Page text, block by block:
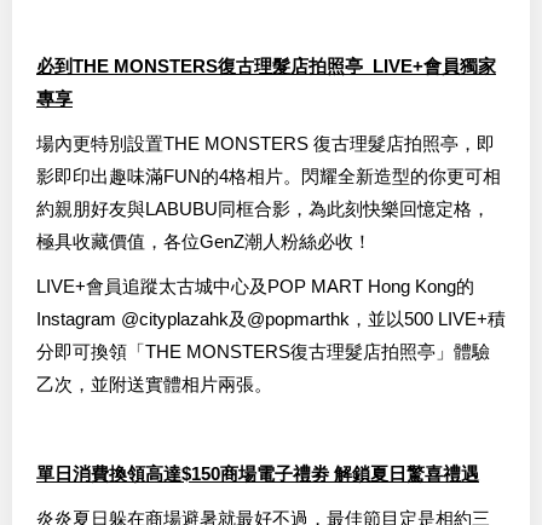
必到THE MONSTERS復古理髮店拍照亭 LIVE+會員獨家
專享
場內更特別設置THE MONSTERS 復古理髮店拍照亭，即
影即印出趣味滿FUN的4格相片。閃耀全新造型的你更可相
約親朋好友與LABUBU同框合影，為此刻快樂回憶定格，
極具收藏價值，各位GenZ潮人粉絲必收！
LIVE+會員追蹤太古城中心及POP MART Hong Kong的
Instagram @cityplazahk及@popmarthk，並以500 LIVE+積
分即可換領「THE MONSTERS復古理髮店拍照亭」體驗
乙次，並附送實體相片兩張。
單日消費換領高達$150商場電子禮劵 解鎖夏日驚喜禮遇
炎炎夏日躲在商場避暑就最好不過，最佳節目定是相約三